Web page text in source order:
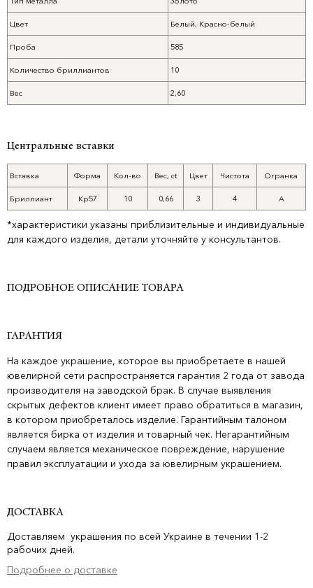
Цвет Белый, Красно-белый
Проба 585
Количество бриллиантов 10
Вес 2,60
Центральные вставки
Вставка Форма Кол-во Вес, ct Цвет Чистота Огранка
Бриллиант Кр57 10 0,66 3 4 А
*характеристики указаны приблизительные и индивидуальные
для каждого изделия, детали уточняйте у консультантов.
ПОДРОБНОЕ ОПИСАНИЕ ТОВАРА
ГАРАНТИЯ
На каждое украшение, которое вы приобретаете в нашей
ювелирной сети распространяется гарантия 2 года от завода
производителя на заводской брак. В случае выявления
скрытых дефектов клиент имеет право обратиться в магазин,
в котором приобреталось изделие. Гарантийным талоном
является бирка от изделия и товарный чек. Негарантийным
случаем является механическое повреждение, нарушение
правил эксплуатации и ухода за ювелирным украшением.
ДОСТАВКА
Доставляем украшения по всей Украине в течении 1-2
рабочих дней.
Подробнее о доставке